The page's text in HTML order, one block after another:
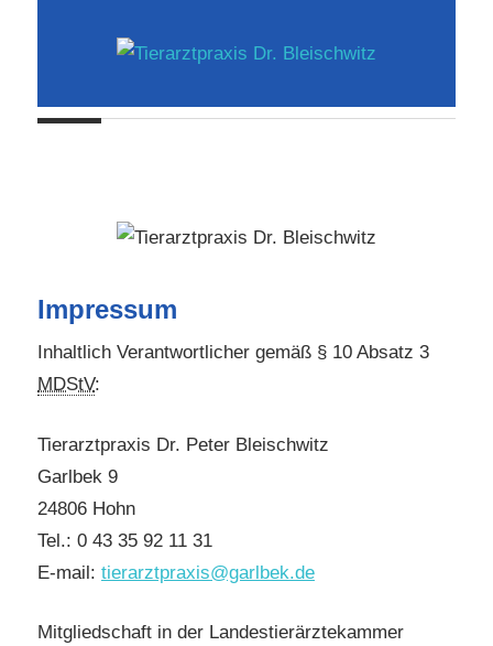
Tierarztpraxis
Bleischwitz
Tierarzt
Impressum
Inhaltlich Verantwortlicher gemäß § 10 Absatz 3
MDStV:
Tierarztpraxis Dr. Peter Bleischwitz
Garlbek 9
24806 Hohn
Tel.: 0 43 35 92 11 31
E-mail: tierarztpraxis@garlbek.de
Mitgliedschaft in der Landestierärztekammer